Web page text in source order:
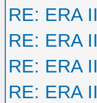
RE: ERA II
RE: ERA II
RE: ERA II
RE: ERA II